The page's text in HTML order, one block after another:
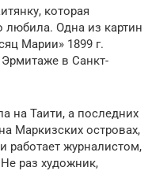
которая
любила. Одна из картин
Марии» 1899 г.
Эрмитаже в Санкт-
на Таити, а последних
Маркизских островах,
работает журналистом,
раз художник,